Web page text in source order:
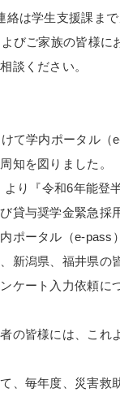
は学生支援課まで
びご家族の皆様
談ください。
て学内ポータル（
知を図りました。
り『令和6年能登
貸与奨学金緊急
ポータル（e-pass
新潟県、福井県の
ケート入力依頼
の皆様には、これ
、毎年度、災害